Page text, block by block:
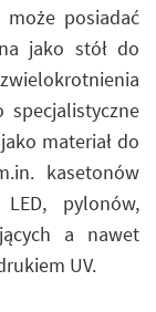
posiadać
jako stół do
materiał do
kasetonów
pylonów,
a nawet
UV.